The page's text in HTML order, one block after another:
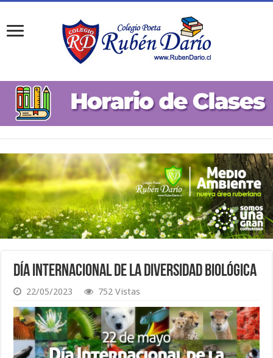
Día Internacional de la Diversidad Biológica
22/05/2023 752 Vistas